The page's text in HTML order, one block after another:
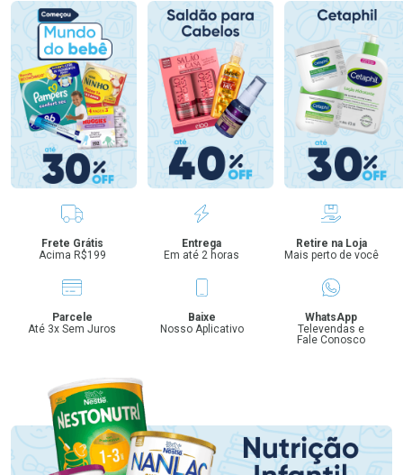
Benefícios
Frete Grátis
Acima R$199
Entrega
Em até 2 horas
Retire na Loja
Mais perto de você
Parcele
Até 3x Sem Juros
Baixe
Nosso Aplicativo
WhatsApp
Televendas e
Fale Conosco